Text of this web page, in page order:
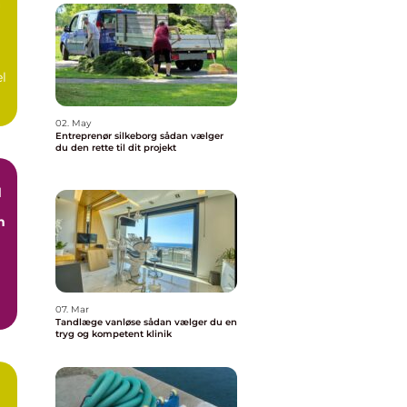
02. May
Entreprenør silkeborg sådan vælger
du den rette til dit projekt
07. Mar
Tandlæge vanløse sådan vælger du en
tryg og kompetent klinik